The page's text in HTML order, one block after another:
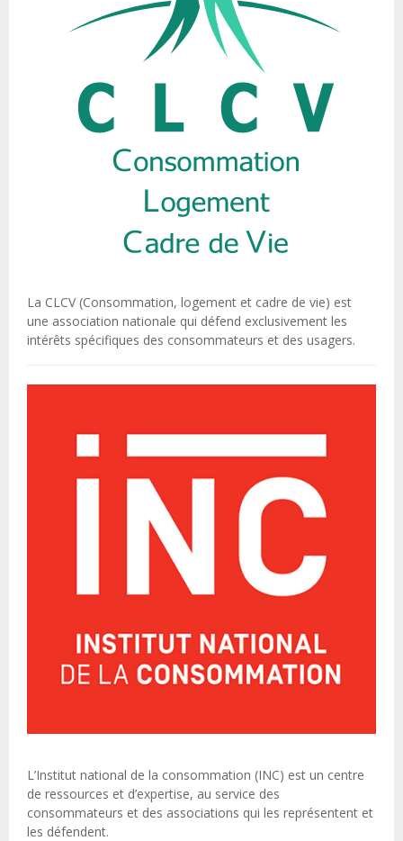
La CLCV (Consommation, logement et cadre de vie) est
une association nationale qui défend exclusivement les
intérêts spécifiques des consommateurs et des usagers.
L’Institut national de la consommation (INC) est un centre
de ressources et d’expertise, au service des
consommateurs et des associations qui les représentent et
les défendent.